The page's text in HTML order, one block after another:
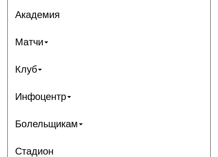
Академия
Матчи
Клуб
Инфоцентр
Болельщикам
Стадион